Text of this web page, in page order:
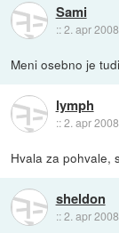
Sami
::2. apr
Meni osebno je
lymph
::2. apr
Hvala za pohvale,
sheldon
::2. apr